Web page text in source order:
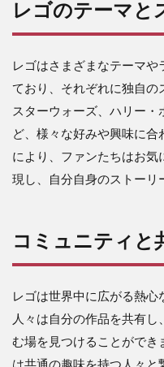
レゴのテーマと
レゴはさまざまなテーマ
ており、それぞれに独自の
スターウォーズ、ハリー
ど、様々な好みや興味に
により、ファンたちはお
現し、自分自身のストーリ
コミュニティと
レゴは世界中に広がる熱心
人々は自分の作品を共有
む場を見つけることができ
は共通の趣味を持つ人々